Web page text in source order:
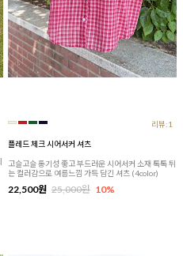
리뷰:1
플레드 체크 시어서커 셔츠
고슬고슬 통기성 좋고 부드러운 시어서커 소재 톡톡 튀
는 컬러감으로 여름느낌 가득 담긴 셔츠 (4color)
22,500원 25,000원 10%